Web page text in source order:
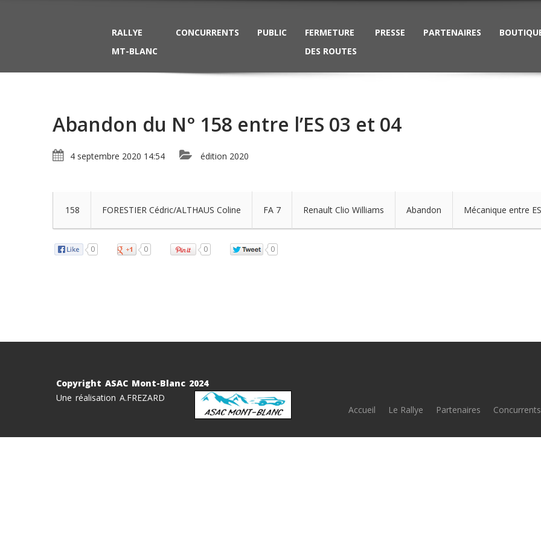
RALLYE
MT-BLANC
CONCURRENTS PUBLIC
FERMETURE
DES ROUTES
PRESSE PARTENAIRES
Abandon du N° 158 entre l’ES 03 et 04
4 septembre 2020 14:54 édition 2020
158 FORESTIER Cédric/ALTHAUS Coline FA 7 Renault Clio Williams Abandon Mécanique entre
0 0 0 0
Copyright ASAC Mont-Blanc 2024
Une réalisation A.FREZARD
Accueil
Le Rallye Partenaires Concurrents